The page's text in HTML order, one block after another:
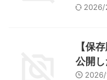
2026/
【保
公開